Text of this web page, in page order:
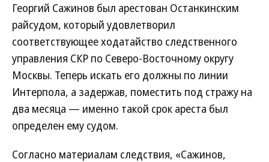
Георгий Сажинов был арестован Останкинским
райсудом, который удовлетворил
соответствующее ходатайство следственного
управления СКР по Северо-Восточному округу
Москвы. Теперь искать его должны по линии
Интерпола, а задержав, поместить под стражу на
два месяца — именно такой срок ареста был
определен ему судом.
Согласно материалам следствия, «Сажинов,